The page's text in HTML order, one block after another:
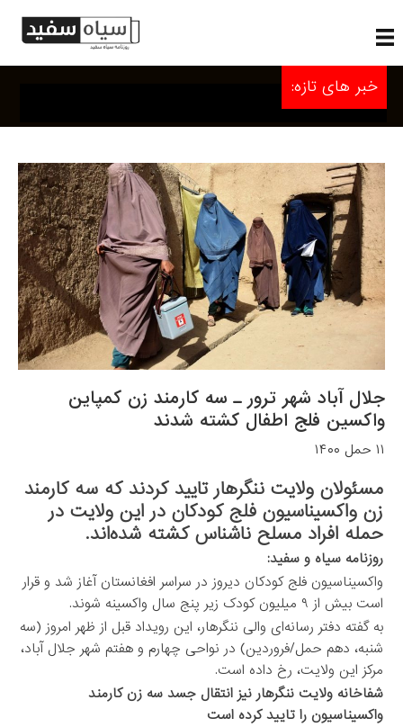
خبر های تازه:
جلال آباد شهر ترور ـ سه کارمند زن کمپاین
واکسین فلج اطفال کشته شدند
۱۱ حمل ۱۴۰۰
مسئولان ولایت ننگرهار تایید کردند که سه کارمند
زن واکسیناسیون فلج کودکان در این ولایت در
حمله افراد مسلح ناشناس کشته شده‌اند.
روزنامه سیاه و سفید:
واکسیناسیون فلج کودکان دیروز در سراسر افغانستان آغاز شد و قرار
است بیش از ۹ میلیون کودک زیر پنج سال واکسینه شوند.
به گفته دفتر رسانه‌ای والی ننگرهار، این رویداد قبل از ظهر امروز (سه
شنبه، دهم حمل/فروردین) در نواحی چهارم و هفتم شهر جلال آباد،
مرکز این ولایت، رخ داده است.
شفاخانه ولایت ننگرهار نیز انتقال جسد سه زن کارمند
واکسیناسیون را تایید کرده است